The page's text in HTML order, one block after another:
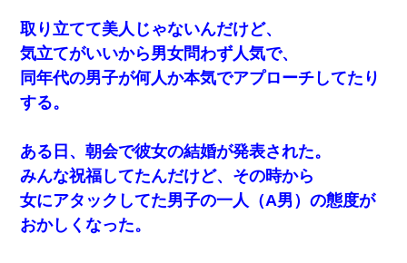
取り立てて美人じゃないんだけど、
気立てがいいから男女問わず人気で、
同年代の男子が何人か本気でアプローチしてたり
する。
ある日、朝会で彼女の結婚が発表された。
みんな祝福してたんだけど、その時から
女にアタックしてた男子の一人（A男）の態度が
おかしくなった。